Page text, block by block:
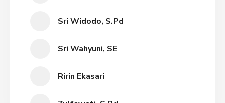
Sri Widodo, S.Pd
Sri Wahyuni, SE
Ririn Ekasari